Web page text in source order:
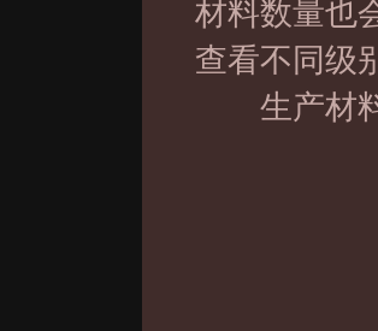
材料数量也
查看不同级
生产材料